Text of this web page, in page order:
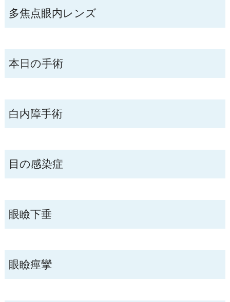
多焦点眼内レンズ
本日の手術
白内障手術
目の感染症
眼瞼下垂
眼瞼痙攣